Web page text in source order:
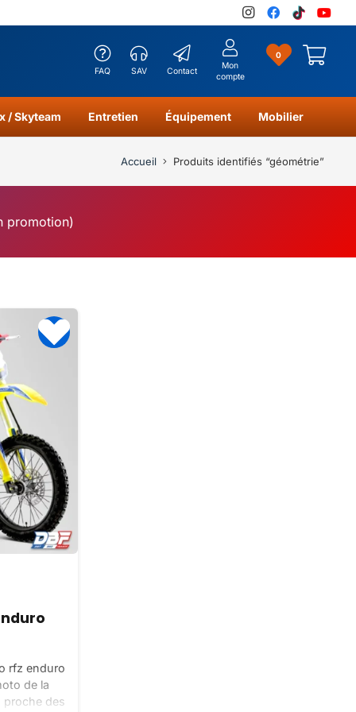
FAQ SAV Contact
Mon
compte
0
/ Skyteam Entretien Équipement Mobilier
Accueil Produits identifiés “géométrie”
promotion)
rfz enduro
de la
proche des